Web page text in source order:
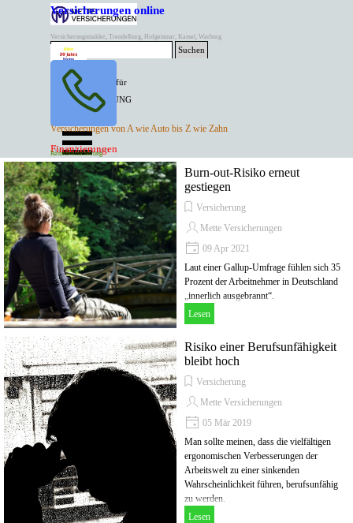
Direkt zum Seiteninhalt
Versicherungen online
Versicherungsmakler, Trendelburg, Hofgeismar, Kassel, Warburg
BESTER PREIS für
SPITZEN LEISTUNG
ANGEBOTE
Versicherungen von A wie Auto bis Z wie Zahn
Kontakt Tel. 05671/7799991
Mette Versicherungen
Suchen
Versicherungen
Finanzierungen
Rentenversicherung
Menü überspringen
Burn-out-Risiko erneut
gestiegen
Versicherung
Mette Versicherungen
09 Apr 2021
Laut einer Gallup-Umfrage fühlen sich 35
Prozent der Arbeitnehmer in Deutschland
„innerlich ausgebrannt“.
Lesen
Risiko einer Berufsunfähigkeit
bleibt hoch
Versicherung
Mette Versicherungen
05 Mär 2019
Man sollte meinen, dass die vielfältigen
ergonomischen Verbesserungen der
Arbeitswelt zu einer sinkenden
Wahrscheinlichkeit führen, berufsunfähig
zu werden.
Lesen